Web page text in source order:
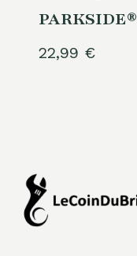
PARKSIDE®
22,99 €